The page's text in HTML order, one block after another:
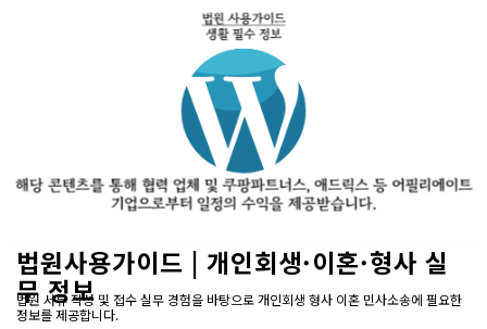
법원사용가이드 | 개인회생·이혼·형사 실
무 정보
법원 서류 작성 및 접수 실무 경험을 바탕으로 개인회생 형사 이혼 민사소송에 필요한
정보를 제공합니다.